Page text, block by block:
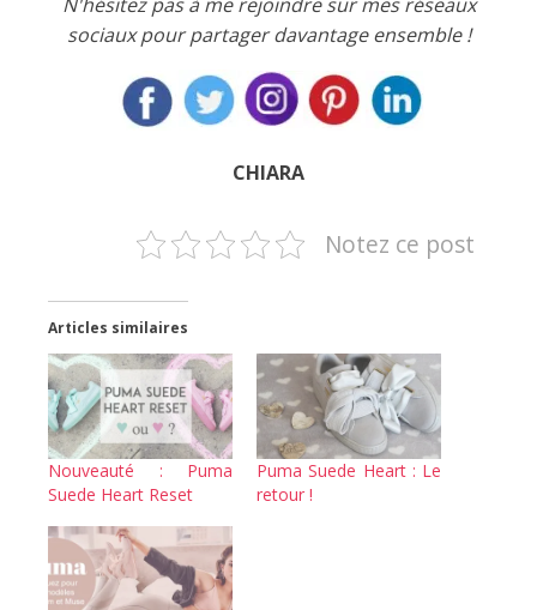
sociaux pour partager davantage ensemble !
CHIARA
Notez ce post
Articles similaires
Nouveauté : Puma
Suede Heart Reset
Puma Suede Heart : Le
retour !